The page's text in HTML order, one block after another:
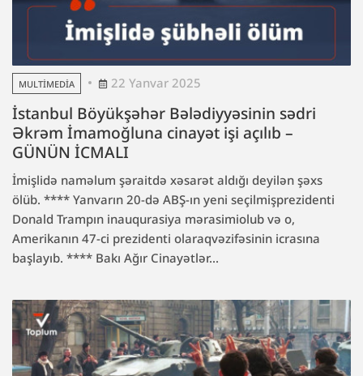
MULTIMEDIA 22 Yanvar 2025
İstanbul Böyükşəhər Bələdiyyəsinin sədri
Əkrəm İmamoğluna cinayət işi açılıb –
GÜNÜN İCMALI
İmişlidə naməlum şəraitdə xəsarət aldığı deyilən şəxs
ölüb. **** Yanvarın 20-də ABŞ-ın yeni seçilmişprezidenti
Donald Trampın inauqurasiya mərasimiolub və o,
Amerikanın 47-ci prezidenti olaraqvəzifəsinin icrasına
başlayıb. **** Bakı Ağır Cinayətlər...